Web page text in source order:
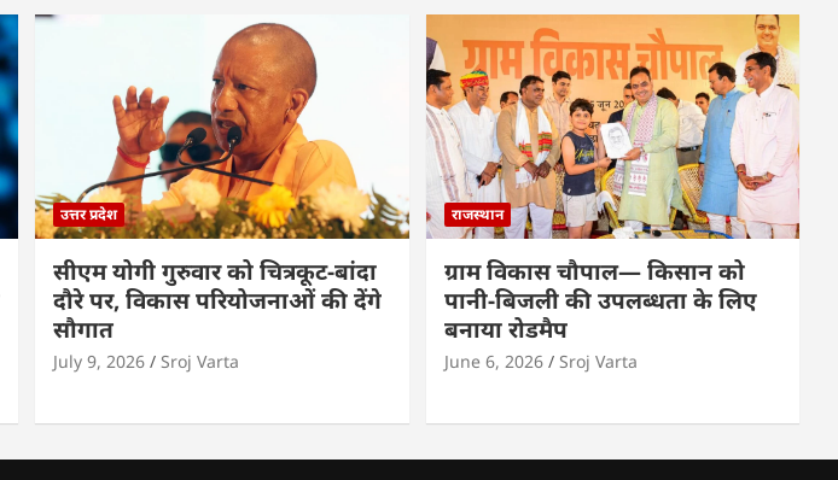
उत्तर प्रदेश
सीएम योगी गुरुवार को चित्रकूट-बांदा
दौरे पर, विकास परियोजनाओं की देंगे
सौगात
July 9, 2026 Sroj Varta
राजस्थान
ग्राम विकास चौपाल— किसान को
पानी-बिजली की उपलब्धता के लिए
बनाया रोडमैप
June 6, 2026 Sroj Varta